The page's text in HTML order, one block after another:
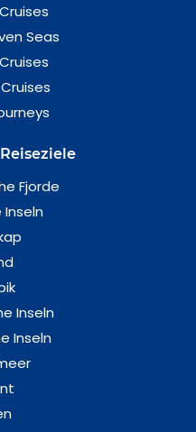
Seas
Fjorde
Inseln
Inseln
Inseln